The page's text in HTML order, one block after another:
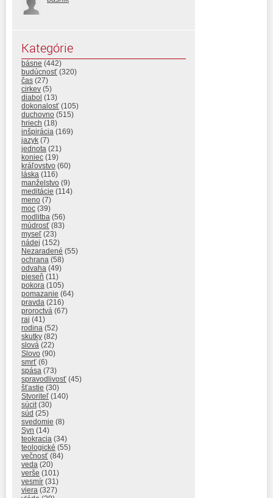
Kategórie
básne (442)
budúcnosť (320)
čas (27)
cirkev (5)
diabol (13)
dokonalosť (105)
duchovno (515)
hriech (18)
inšpirácia (169)
jazyk (7)
jednota (21)
koniec (19)
kráľovstvo (60)
láska (116)
manželstvo (9)
meditácie (114)
meno (7)
moc (39)
modlitba (56)
múdrosť (83)
myseľ (23)
nádej (152)
Nezaradené (55)
ochrana (58)
odvaha (49)
pieseň (11)
pokora (105)
pomazanie (64)
pravda (216)
proroctvá (67)
raj (41)
rodina (52)
skutky (82)
slová (22)
Slovo (90)
smrť (6)
spása (73)
spravodlivosť (45)
šťastie (30)
Stvoriteľ (140)
súcit (30)
súd (25)
svedomie (8)
Syn (14)
teokracia (34)
teologické (55)
večnosť (84)
veda (20)
verše (101)
vesmír (31)
viera (327)